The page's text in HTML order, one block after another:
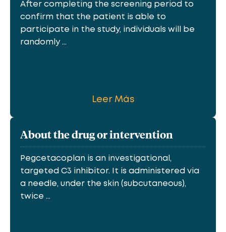
After completing the screening period to
confirm that the patient is able to
participate in the study, individuals will be
randomly ...
Leer Más
About the drug or intervention
Pegcetacoplan is an investigational,
targeted C3 inhibitor. It is administered via
a needle, under the skin (subcutaneous),
twice ...